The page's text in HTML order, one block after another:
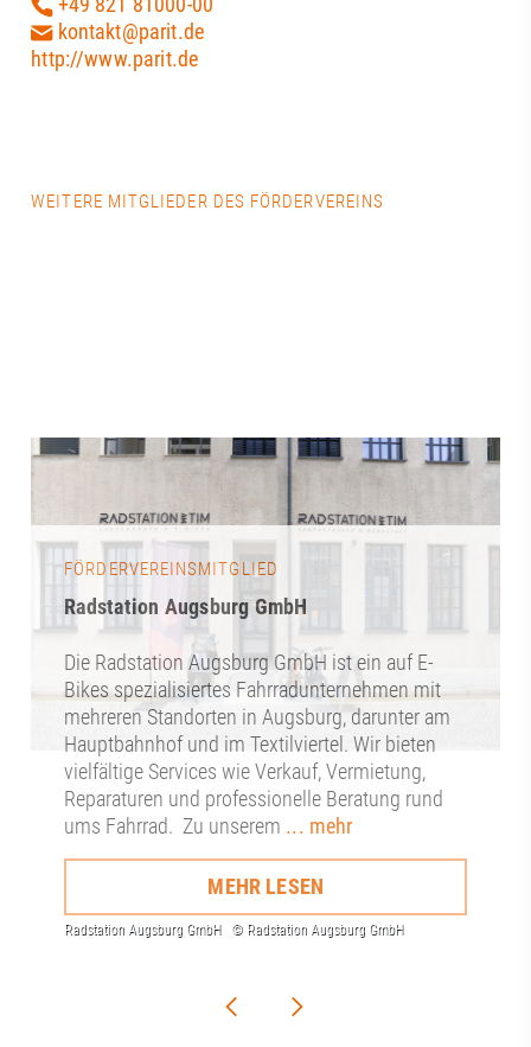
kontakt@parit.de
http://www.parit.de
WEITERE MITGLIEDER DES FÖRDERVEREINS
FÖRDERVEREINSMITGLIED
Radstation Augsburg GmbH
Die Radstation Augsburg GmbH ist ein auf E-
Bikes spezialisiertes Fahrradunternehmen mit
mehreren Standorten in Augsburg, darunter am
Hauptbahnhof und im Textilviertel. Wir bieten
vielfältige Services wie Verkauf, Vermietung,
Reparaturen und professionelle Beratung rund
ums Fahrrad. Zu unserem ... mehr
MEHR LESEN